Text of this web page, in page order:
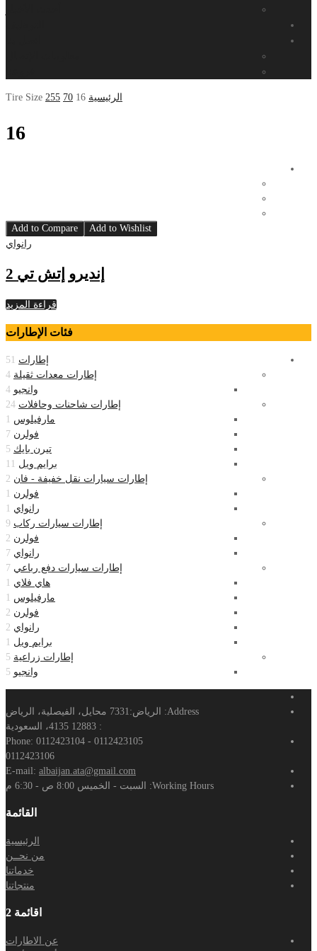
الرئيسية Tire Size 255 70 16
16
Add to Wishlist
Add to Compare
رانواي
إنديرو إتش تي 2
قراءة المزيد
فئات الإطارات
إطارات 51
إطارات معدات ثقيلة 4
وانجيو 4
إطارات شاحنات وحافلات 24
مارفيلوس 1
فولرن 7
تيرن بايك 5
برايم ويل 11
إطارات سيارات نقل خفيفة - فان 2
فولرن 1
رانواي 1
إطارات سيارات ركاب 9
فولرن 2
رانواي 7
إطارات سيارات دفع رباعي 7
هاي فلاي 1
مارفيلوس 1
فولرن 2
رانواي 2
برايم ويل 1
إطارات زراعية 5
وانجيو 5
Address:
الرياض:7331 محايل، الفيصلية، الرياض
: 12883 4135، السعودية
Phone: 0112423104 - 0112423105
0112423106
E-mail: albaijan.ata@gmail.com
Working Hours:
السبت - الخميس 8:00 ص - 6:30 م
القائمة
الرئيسية
من نحــن
خدماتنا
منتجاتنا
اقائمة 2
عن الاطارات